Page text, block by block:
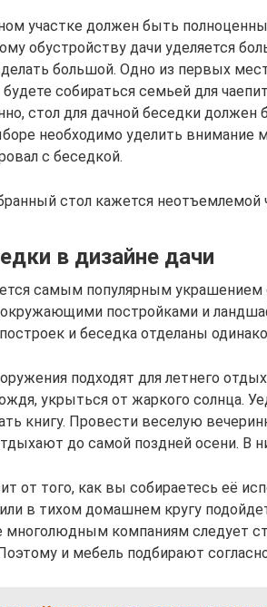
участке должен быть
обустройству дачи уделяется
большой. Одно из первых
собираться семьей для
стол для дачной беседки
необходимо уделить внимание
с беседкой.
стол кажется неотъемлемой
в дизайне дачи
самым популярным украшением
окружающими постройками и
и беседка отделаны
подходят для летнего
укрыться от жаркого солнца.
книгу. Провести веселую
до самой поздней осени. В
от того, как вы собираетесь её
в тихом домашнем кругу
многолюдным компаниям следует
и мебель подбирают